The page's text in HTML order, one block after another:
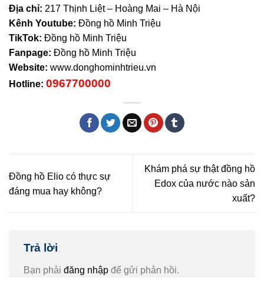
Địa chỉ: 217 Thịnh Liệt – Hoàng Mai – Hà Nội
Kênh Youtube: Đồng hồ Minh Triệu
TikTok: Đồng hồ Minh Triệu
Fanpage: Đồng hồ Minh Triệu
Website: www.donghominhtrieu.vn
Hotline: 0967700000
Đồng hồ Elio có thực sự
đáng mua hay không?
Khám phá sự thật đồng hồ
Edox của nước nào sản
xuất?
Trả lời
Bạn phải đăng nhập để gửi phản hồi.